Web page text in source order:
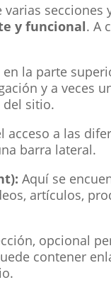
secciones
y funcional. A
la parte
y a veces
sitio.
acceso a las
barra lateral.
Aquí se
artículos,
opcional
contener